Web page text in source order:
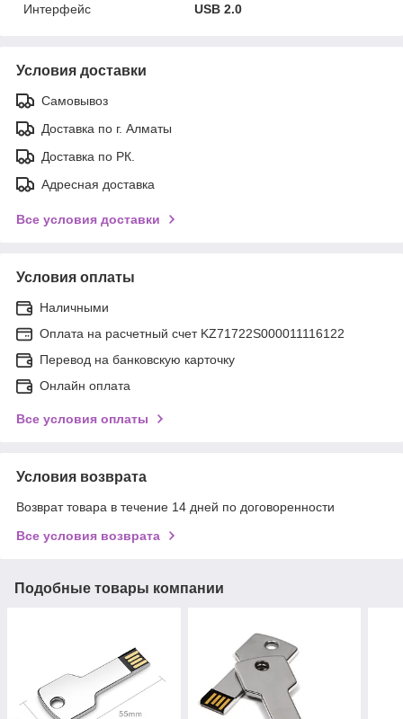
Интерфейс
USB 2.0
Условия доставки
Самовывоз
Доставка по г. Алматы
Доставка по РК.
Адресная доставка
Все условия доставки
Условия оплаты
Наличными
Оплата на расчетный счет KZ71722S000011116122
Перевод на банковскую карточку
Онлайн оплата
Все условия оплаты
Условия возврата
Возврат товара в течение 14 дней по договоренности
Все условия возврата
Подобные товары компании